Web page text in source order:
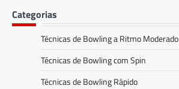
Categorias
Técnicas de Bowling a Ritmo Moderado
Técnicas de Bowling com Spin
Técnicas de Bowling Rápido